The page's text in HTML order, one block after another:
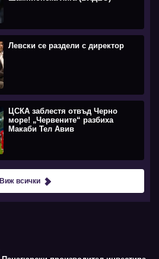
Левски се раздели с директор
ЦСКА заблестя отвъд Черно
море! „Червените“ разбиха
Макаби Тел Авив
Виж всички